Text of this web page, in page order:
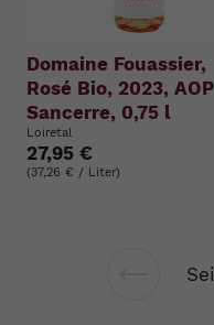
Domaine Fouassier,
Rosé Bio, 2023, AOP
Sancerre, 0,75 l
Loiretal
27,95 €
(37,26 € / Liter)
Vorherige